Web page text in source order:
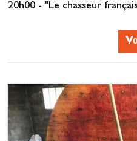
20h00 - "Le chasseur